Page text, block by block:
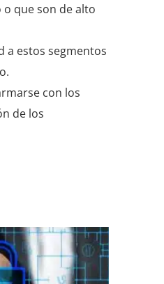
que son de alto
a estos segmentos
con los
de los